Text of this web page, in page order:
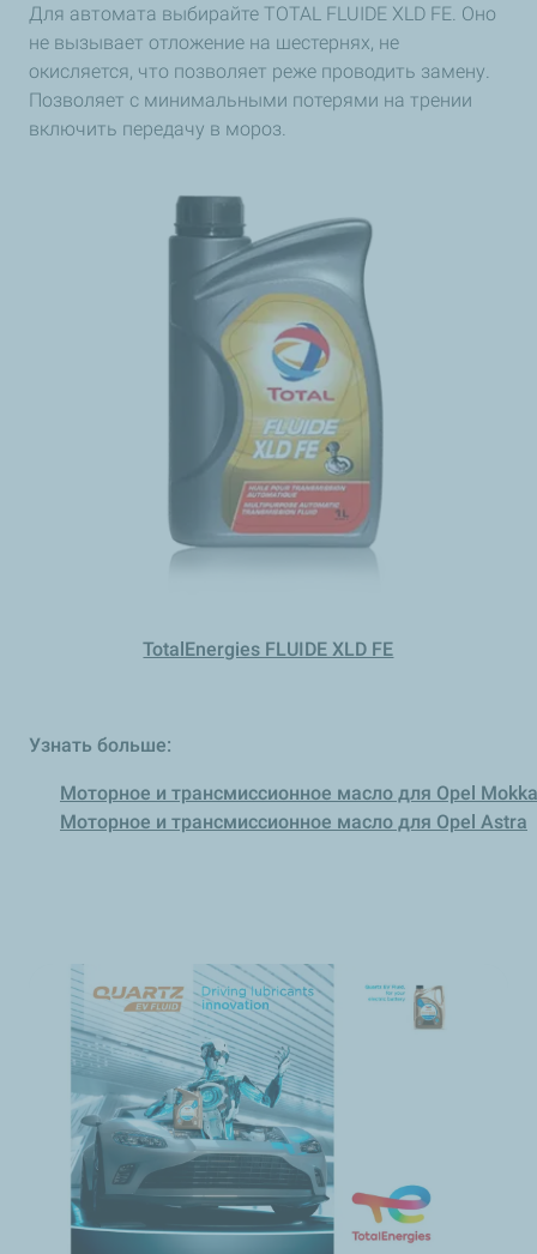
Для автомата выбирайте TOTAL FLUIDE XLD FE. Оно
не вызывает отложение на шестернях, не
окисляется, что позволяет реже проводить замену.
Позволяет с минимальными потерями на трении
включить передачу в мороз.
TotalEnergies FLUIDE XLD FE
Узнать больше:
Моторное и трансмиссионное масло для Opel Mokka
Моторное и трансмиссионное масло для Opel Astra